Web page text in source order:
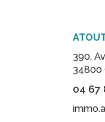
390,
34800
04 67